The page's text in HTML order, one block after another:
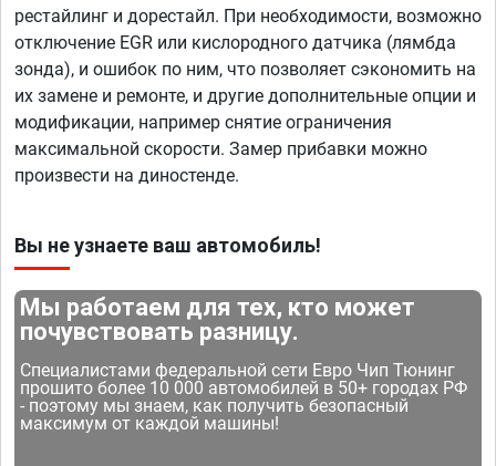
рестайлинг и дорестайл. При необходимости, возможно
отключение EGR или кислородного датчика (лямбда
зонда), и ошибок по ним, что позволяет сэкономить на
их замене и ремонте, и другие дополнительные опции и
модификации, например снятие ограничения
максимальной скорости. Замер прибавки можно
произвести на диностенде.
Вы не узнаете ваш автомобиль!
Мы работаем для тех, кто может
почувствовать разницу.
Специалистами федеральной сети Евро Чип Тюнинг
прошито более 10 000 автомобилей в 50+ городах РФ
- поэтому мы знаем, как получить безопасный
максимум от каждой машины!